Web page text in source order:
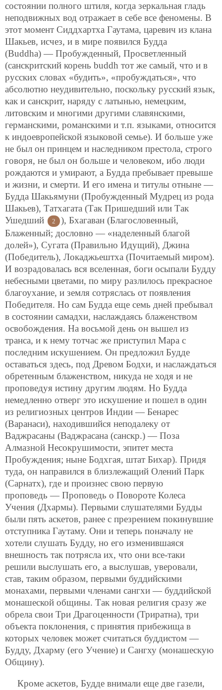
состоянии полного штиля, когда зеркальная гладь
неподвижных вод отражает в себе все феномены. В
этот момент Сиддхартха Гаутама, царевич из клана
Шакьев, исчез, и в мире появился Будда
(Buddha) — Пробужденный, Просветленный
(санскритский корень buddh тот же самый, что и в
русских словах «будить», «пробуждаться», что
абсолютно неудивительно, поскольку русский язык,
как и санскрит, наряду с латынью, немецким,
литовским и многими другими славянскими,
германскими, романскими и т.п. языками, относится
к индоевропейской языковой семье). И больше уже
не был он принцем и наследником престола, строго
говоря, не был он больше и человеком, ибо люди
рождаются и умирают, а Будда пребывает превыше
и жизни, и смерти. И его имена и титулы отныне —
Будда Шакьямуни (Пробужденный Мудрец из рода
Шакьев), Татхагата (Так Пришедший или Так
Ушедший
2
), Бхагаван (Благословенный,
Блаженный; дословно — «наделенный благой
долей»), Сугата (Правильно Идущий), Джина
(Победитель), Локаджьештха (Почитаемый миром).
И возрадовалась вся вселенная, боги осыпали Будду
небесными цветами, по миру разлилось прекрасное
благоухание, и земля сотряслась от появления
Победителя. Но сам Будда еще семь дней пребывал
в состоянии самадхи, наслаждаясь блаженством
освобождения. На восьмой день он вышел из
транса, и к нему тотчас же приступил Мара с
последним искушением. Он предложил Будде
оставаться здесь, под Древом Бодхи, и наслаждаться
обретенным блаженством, никуда не ходя и не
проповедуя истину другим людям. Но Будда
немедленно отверг это искушение и пошел в один
из религиозных центров Индии — Бенарес
(Варанаси), находившийся неподалеку от
Ваджрасаны (Ваджрасанa (санскр.) — Поза
Алмазной Несокрушимости, эпитет места
Пробуждения; ныне Бодхгая, штат Бихар). Придя
туда, он направился в близлежащий Олений Парк
(Сарнатх), где и произнес свою первую
проповедь — Проповедь о Повороте Колеса
Учения (Дхармы). Первыми слушателями Будды
были пять аскетов, ранее с презрением покинувшие
отступника Гаутаму. Они и теперь поначалу не
хотели слушать Будду, но его изменившаяся
внешность так потрясла их, что они все-таки
решили выслушать его, а выслушав, уверовали,
став, таким образом, первыми буддийскими
монахами, первыми членами сангхи — буддийской
монашеской общины. Так новая религия сразу же
обрела свои Три Драгоценности (Триратна), три
объекта поклонения, с принятия прибежища в
которых человек может считаться буддистом —
Будду, Дхарму (его Учение) и Сангху (монашескую
Общину).
Кроме аскетов, Будде внимали еще две газели,